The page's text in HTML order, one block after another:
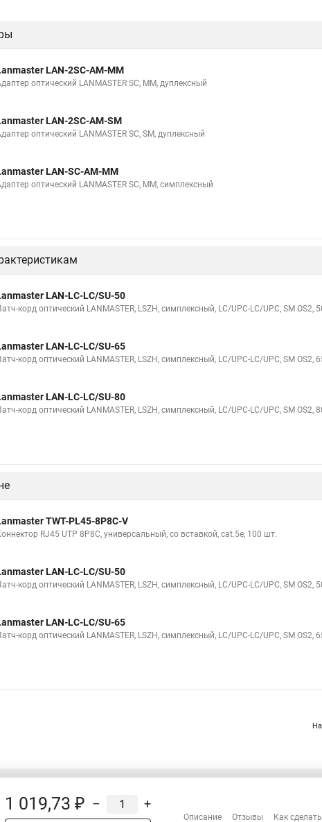
LAN-2SC-AM-MM
оптический LANMASTER SC, MM, дуплексный
LAN-2SC-AM-SM
оптический LANMASTER SC, SM, дуплексный
LAN-SC-AM-MM
оптический LANMASTER SC, MM, симплексный
LAN-LC-LC/SU-50
корд оптический LANMASTER, LSZH, симплексный, LC/UPC-LC/UPC, SM OS2,
LAN-LC-LC/SU-65
корд оптический LANMASTER, LSZH, симплексный, LC/UPC-LC/UPC, SM OS2,
LAN-LC-LC/SU-80
корд оптический LANMASTER, LSZH, симплексный, LC/UPC-LC/UPC, SM OS2,
TWT-PL45-8P8C-V
RJ45 UTP 8P8C, универсальный, со вставкой, cat.5e, 100 шт.
LAN-LC-LC/SU-50
корд оптический LANMASTER, LSZH, симплексный, LC/UPC-LC/UPC, SM OS2,
LAN-LC-LC/SU-65
корд оптический LANMASTER, LSZH, симплексный, LC/UPC-LC/UPC, SM OS2,
1 019,73 ₽ – +
Описание Отзывы Как